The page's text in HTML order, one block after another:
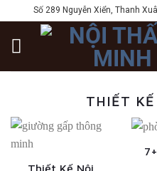
to
content
Số 289 Nguyễn Xiển, Thanh
THIẾT
Thiết Kế Nội